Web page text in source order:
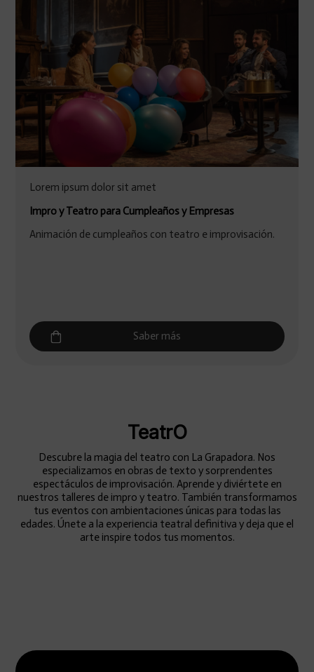
Lorem ipsum dolor sit amet
Impro y Teatro para Cumpleaños y Empresas
Animación de cumpleaños con teatro e improvisación.
Saber más
TeatrO
Descubre la magia del teatro con La Grapadora. Nos
especializamos en obras de texto y sorprendentes
espectáculos de improvisación. Aprende y diviértete en
nuestros talleres de impro y teatro. También transformamos
tus eventos con ambientaciones únicas para todas las
edades. Únete a la experiencia teatral definitiva y deja que el
arte inspire todos tus momentos.